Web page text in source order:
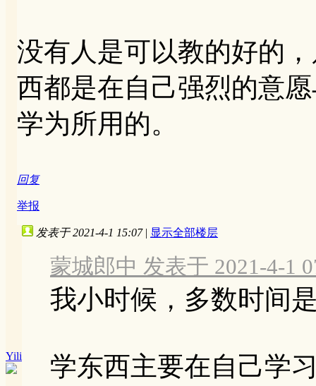
没有人是可以教的好的
西都是在自己强烈的意
学为所用的。
回复
举报
Yili
发表于 2021-4-1 15:07 | 显示全部楼层
蒙城郎中 发表于 2021-4-1
我小时候，多数时间
学东西主要在自己学